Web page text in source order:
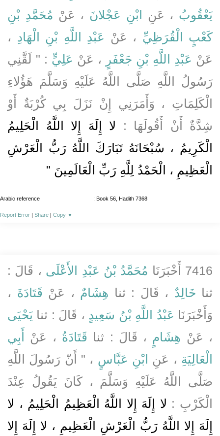
يَعْقُوبُ ، عَنِ ابْنِ عَجْلانَ ، عَنْ مُحَمَّدِ بْنِ
كَعْبٍ الْقُرَظِيِّ ، عَنْ عَبْدِ اللَّهِ بْنِ الْهَادِ
،
عَنْ عَبْدِ اللَّهِ بْنِ جَعْفَرٍ ، عَنْ عَلِيٍّ : " لَقَّنِي
رَسُولُ اللَّهِ صَلَّى اللَّهُ عَلَيْهِ وَسَلَّمَ هَؤُلاءِ
الْكَلِمَاتِ ، وَأَمَرَنِي إِنْ نَزَلَ بِي كُرْبَةٌ أَوْ
شِدَّةٌ أَنْ أَقُولَهَا :
لا إِلَهَ إِلا اللَّهُ الْحَلِيمُ
الْكَرِيمُ ، سُبْحَانَهُ تَبَارَكَ اللَّهُ رَبُّ الْعَرْشِ
الْعَظِيمِ ، الْحَمْدُ لِلَّهِ رَبِّ الْعَالَمِينَ "
Arabic reference : Book 56, Hadith 7368
Report Error | Share | Copy ▼
7416 أَخْبَرَنَا مُحَمَّدُ بْنُ عَبْدِ الأَعْلَى ، قَالَ :
ثنا خَالِدٌ ، قَالَ : ثنا هِشَامٌ ، عَنْ قَتَادَةَ ،
وَأَخْبَرَنَا عَبْدُ اللَّهِ بْنُ سَعِيدٍ ، قَالَ : ثنا يَحْيَى
، عَنْ هِشَامٍ ، قَالَ : ثنا قَتَادَةُ ، عَنْ أَبِي
الْعَالِيَةِ ، عَنِ ابْنِ عَبَّاسٍ ، " أَنّ رَسُولَ اللَّهِ
صَلَّى اللَّهُ عَلَيْهِ وَسَلَّمَ ، كَانَ يَقُولُ عِنْدَ
الْكَرْبِ : لا إِلَهَ إِلا اللَّهُ الْعَظِيمُ الْحَلِيمُ ، لا
إِلَهَ إِلا اللَّهُ رَبُّ الْعَرْشِ الْعَظِيمِ ، لا إِلَهَ إِلا